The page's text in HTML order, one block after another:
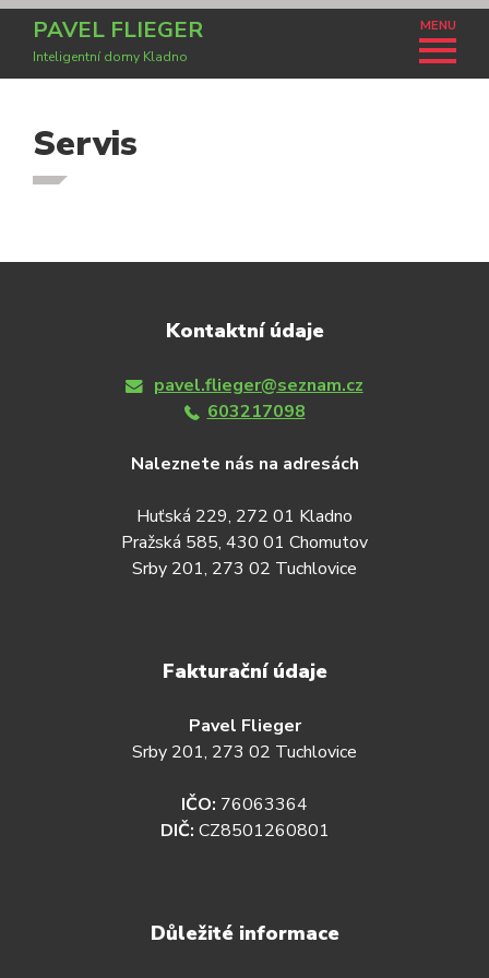
PAVEL FLIEGER
Inteligentní domy Kladno
MENU
Servis
Kontaktní údaje
pavel.flieger@seznam.cz
603217098
Naleznete nás na adresách
Huťská 229, 272 01 Kladno
Pražská 585, 430 01 Chomutov
Srby 201, 273 02 Tuchlovice
Fakturační údaje
Pavel Flieger
Srby 201, 273 02 Tuchlovice
IČO: 76063364
DIČ: CZ8501260801
Důležité informace